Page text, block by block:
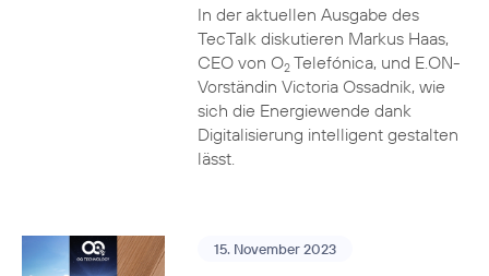
In der aktuellen Ausgabe des
TecTalk diskutieren Markus Haas,
CEO von O2Telefónica, und E.ON-
Vorständin Victoria Ossadnik, wie
sich die Energiewende dank
Digitalisierung intelligent gestalten
lässt.
15. November 2023